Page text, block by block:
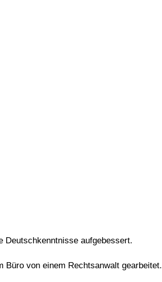
Deutschkenntnisse aufgebessert.
Büro von einem Rechtsanwalt gearbeitet.